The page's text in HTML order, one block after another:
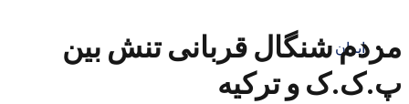
ایران
مردم شنگال قربانی تنش بین
پ.ک.ک و ترکیه